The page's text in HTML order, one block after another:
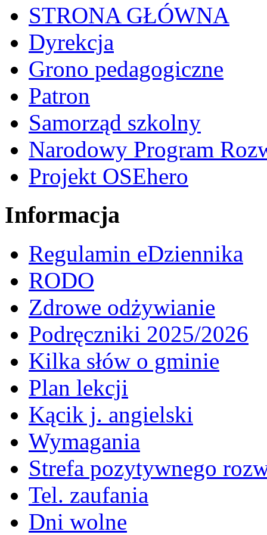
STRONA GŁÓWNA
Dyrekcja
Grono pedagogiczne
Patron
Samorząd szkolny
Narodowy Program
Projekt OSEhero
Informacja
Regulamin eDziennika
RODO
Zdrowe odżywianie
Podręczniki 2025/2026
Kilka słów o gminie
Plan lekcji
Kącik j. angielski
Wymagania
Strefa pozytywnego
Tel. zaufania
Dni wolne